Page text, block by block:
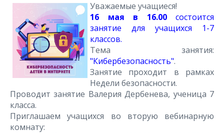
Уважаемые учащиеся!
16 мая в 16.00состоится
занятие для учащихся 1-7
классов.
Тема занятия:
"Кибербезопасность".
Занятие проходит в рамках
Недели безопасности.
Проводит занятие Валерия Дербенева, ученица 7
класса.
Приглашаем учащихся во вторую вебинарную
комнату: